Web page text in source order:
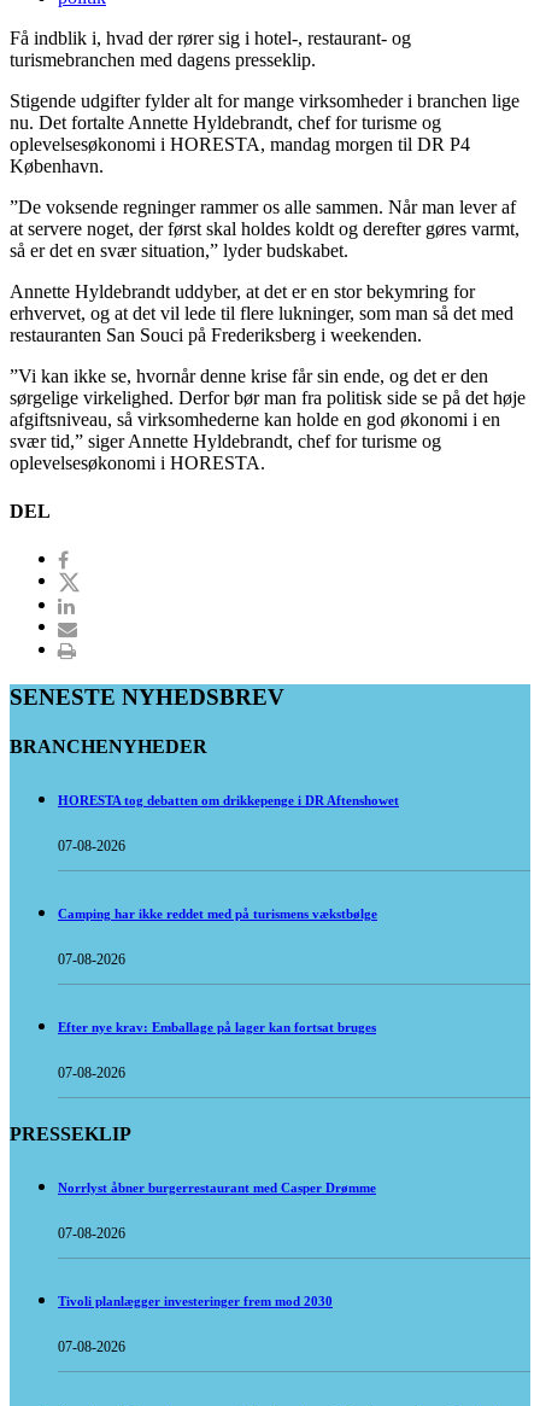
Få indblik i, hvad der rører sig i hotel-, restaurant- og
turismebranchen med dagens presseklip.
Stigende udgifter fylder alt for mange virksomheder i branchen lige
nu. Det fortalte Annette Hyldebrandt, chef for turisme og
oplevelsesøkonomi i HORESTA, mandag morgen til DR P4
København.
”De voksende regninger rammer os alle sammen. Når man lever af
at servere noget, der først skal holdes koldt og derefter gøres varmt,
så er det en svær situation,” lyder budskabet.
Annette Hyldebrandt uddyber, at det er en stor bekymring for
erhvervet, og at det vil lede til flere lukninger, som man så det med
restauranten San Souci på Frederiksberg i weekenden.
”Vi kan ikke se, hvornår denne krise får sin ende, og det er den
sørgelige virkelighed. Derfor bør man fra politisk side se på det høje
afgiftsniveau, så virksomhederne kan holde en god økonomi i en
svær tid,” siger Annette Hyldebrandt, chef for turisme og
oplevelsesøkonomi i HORESTA.
DEL
SENESTE NYHEDSBREV
BRANCHENYHEDER
HORESTA tog debatten om drikkepenge i DR Aftenshowet
07-08-2026
Camping har ikke reddet med på turismens vækstbølge
07-08-2026
Efter nye krav: Emballage på lager kan fortsat bruges
07-08-2026
PRESSEKLIP
Norrlyst åbner burgerrestaurant med Casper Drømme
07-08-2026
Tivoli planlægger investeringer frem mod 2030
07-08-2026